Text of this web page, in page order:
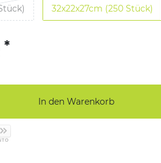
32x22x27cm (250 Stück)
*
In den Warenkorb